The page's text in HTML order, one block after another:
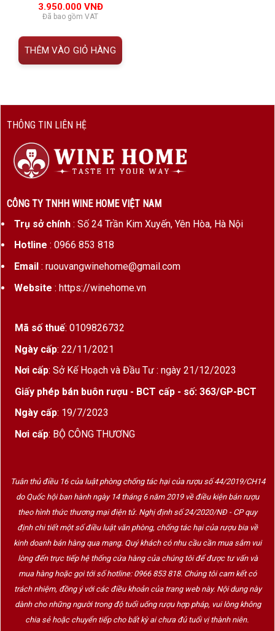
đánh giá
3.950.000 VNĐ
Đã bao gồm VAT
THÊM VÀO GIỎ HÀNG
THÔNG TIN LIÊN HỆ
CÔNG TY TNHH WINE HOME VIỆT NAM
Trụ sở chính: Số 24 Trần Kim Xuyến, Yên Hòa, Hà Nội
Hotline : 0966 853 818
Email: ruouvangwinehome@gmail.com
Website : https://winehome.vn
Mã số thuế: 0109826732
Ngày cấp: 22/11/2021
Nơi cấp: Sở Kế Hoạch và Đầu Tư : ngày 21/12/2023
Giấy phép bán buôn rượu - BCT cấp - số: 363/GP-BCT
Ngày cấp: 19/7/2023
Nơi cấp: BỘ CÔNG THƯƠNG
Tuân thủ điều 16 của luật phòng chống tác hại của rượu số 44/2019/CH14
do Quốc hội ban hành ngày 14 tháng 6 năm 2019 về điều kiện bán rượu
theo hình thức thương mại điện tử. Nghị định số 24/2020/NĐ - CP quy
định chi tiết một số điều luật văn phòng, chống tác hại của rượu bia về
kinh doanh bán hàng qua mạng. Quý khách có nhu cầu cần mua sắm vui
lòng đến trực tiếp hệ thống cửa hàng của chúng tôi để được tư vấn và
mua hàng hoặc gọi tới số hotline: 0966 853 818. Chúng tôi cam kết có
trách nhiệm, đồng ý với các điều khoản của trang web này. Nội dung này
dành cho những người trong độ tuổi uống rượu hợp pháp, vui lòng không
chia sẻ hoặc chuyển tiếp cho bất kỳ ai chưa đủ tuổi vị thành niên.